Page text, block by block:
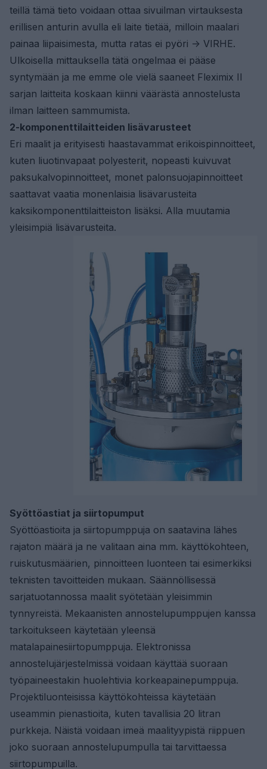
teillä tämä tieto voidaan ottaa sivuilman virtauksesta
erillisen anturin avulla eli laite tietää, milloin maalari
painaa liipaisimesta, mutta ratas ei pyöri -> VIRHE.
Ulkoisella mittauksella tätä ongelmaa ei pääse
syntymään ja me emme ole vielä saaneet Fleximix II
sarjan laitteita koskaan kiinni väärästä annostelusta
ilman laitteen sammumista.
2-komponenttilaitteiden lisävarusteet
Eri maalit ja erityisesti haastavammat erikoispinnoitteet,
kuten liuotinvapaat polyesterit, nopeasti kuivuvat
paksukalvopinnoitteet, monet palonsuojapinnoitteet
saattavat vaatia monenlaisia lisävarusteita
kaksikomponenttilaitteiston lisäksi. Alla muutamia
yleisimpiä lisävarusteita.
Syöttöastiat ja siirtopumput
Syöttöastioita ja siirtopumppuja on saatavina lähes
rajaton määrä ja ne valitaan aina mm. käyttökohteen,
ruiskutusmäärien, pinnoitteen luonteen tai esimerkiksi
teknisten tavoitteiden mukaan. Säännöllisessä
sarjatuotannossa maalit syötetään yleisimmin
tynnyreistä. Mekaanisten annostelupumppujen kanssa
tarkoitukseen käytetään yleensä
matalapainesiirtopumppuja. Elektronissa
annostelujärjestelmissä voidaan käyttää suoraan
työpaineestakin huolehtivia korkeapainepumppuja.
Projektiluonteisissa käyttökohteissa käytetään
useammin pienastioita, kuten tavallisia 20 litran
purkkeja. Näistä voidaan imeä maalityypistä riippuen
joko suoraan annostelupumpulla tai tarvittaessa
siirtopumpuilla.